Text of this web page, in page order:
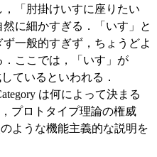
「肘掛けいすに座りたい
に細かすぎる．「いす」と
一般的すぎず，ちょうどよ
ここでは，「いす」が
ているといわれる．
は何によって決まる
プロトタイプ理論の権威
ような機能主義的な説明を